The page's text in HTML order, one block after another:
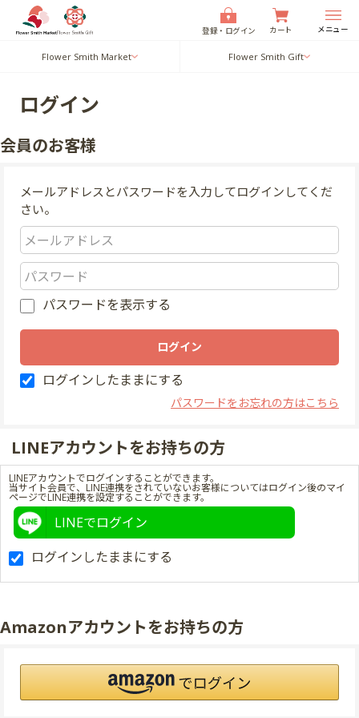
登録・ログイン カート メニュー
Flower Smith Market Flower Smith Gift
ログイン
会員のお客様
メールアドレスとパスワードを入力してログインしてくだ
さい。
パスワードを表示する
ログインしたままにする
パスワードをお忘れの方はこちら
LINEアカウントをお持ちの方
LINEアカウントでログインすることができます。
当サイト会員で、LINE連携をされていないお客様についてはログイン後のマイ
ページでLINE連携を設定することができます。
LINEでログイン
ログインしたままにする
Amazonアカウントをお持ちの方